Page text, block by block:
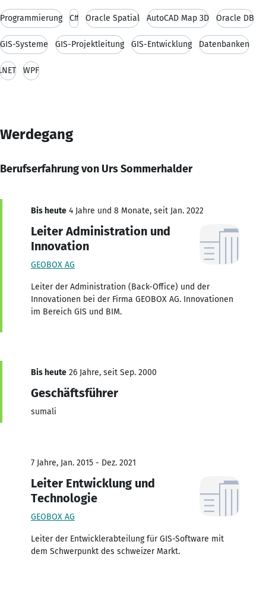
Programmierung C# Oracle Spatial AutoCAD Map 3D Oracle DB
GIS-Systeme GIS-Projektleitung GIS-Entwicklung Datenbanken
.NET WPF
Werdegang
Berufserfahrung von Urs Sommerhalder
Bis heute 4 Jahre und 8 Monate, seit Jan. 2022
Leiter Administration und
Innovation
GEOBOX AG
Leiter der Administration (Back-Office) und der
Innovationen bei der Firma GEOBOX AG. Innovationen
im Bereich GIS und BIM.
Bis heute 26 Jahre, seit Sep. 2000
Geschäftsführer
sumali
7 Jahre, Jan. 2015 - Dez. 2021
Leiter Entwicklung und
Technologie
GEOBOX AG
Leiter der Entwicklerabteilung für GIS-Software mit
dem Schwerpunkt des schweizer Markt.